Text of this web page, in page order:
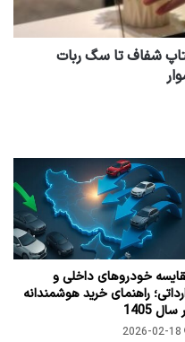
شفاف تا سگ ربات
خودروهای داخلی و
راهنمای خرید هوشمندانه
1405
2026-02-18